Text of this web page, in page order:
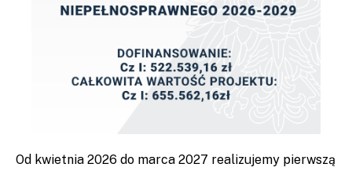
Od kwietnia 2026 do marca 2027 realizujemy pierwszą